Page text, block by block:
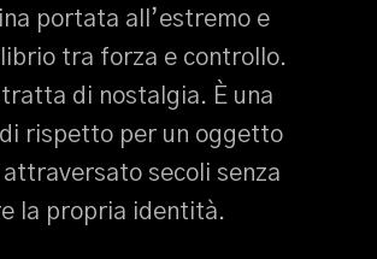
portata all’estremo e
tra forza e controllo.
tratta di nostalgia. È una
rispetto per un oggetto
attraversato secoli senza
la propria identità.